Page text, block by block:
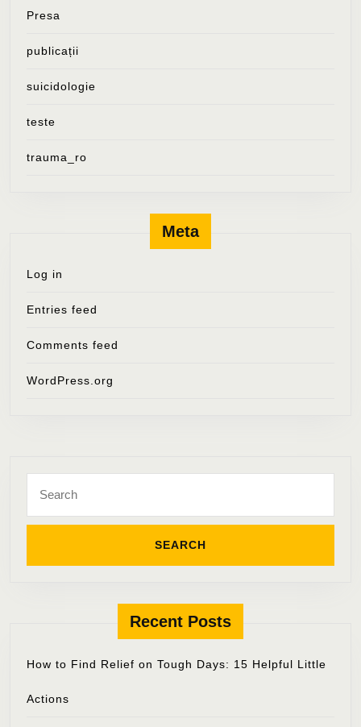
Presa
publicații
suicidologie
teste
trauma_ro
Meta
Log in
Entries feed
Comments feed
WordPress.org
for:
Recent Posts
How to Find Relief on Tough Days: 15 Helpful Little
Actions